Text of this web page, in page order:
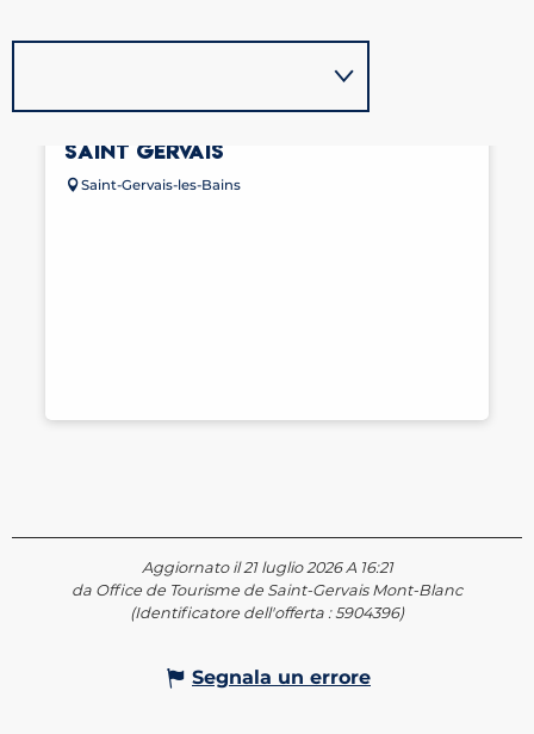
SAINT GERVAIS
Saint-Gervais-les-Bains
Aggiornato il 21 luglio 2026 A 16:21
da Office de Tourisme de Saint-Gervais Mont-Blanc
(Identificatore dell'offerta :5904396)
Segnala un errore